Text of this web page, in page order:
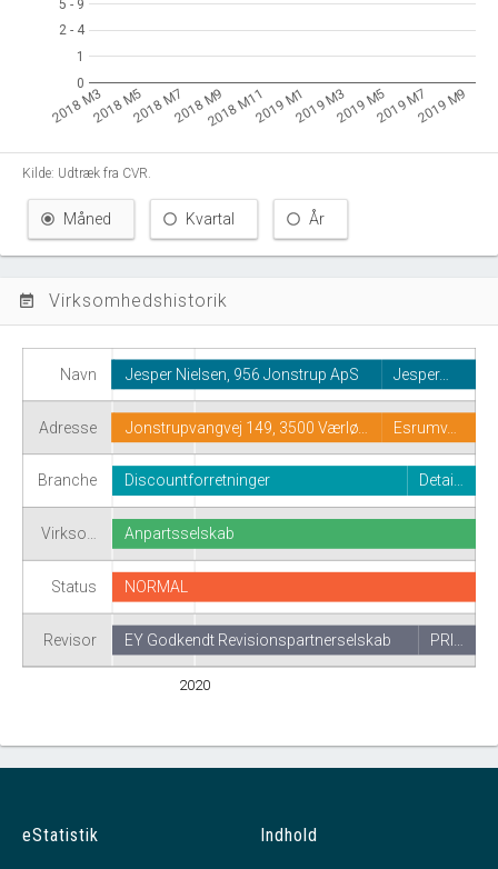
2018 M32018 M52018 M72018 M92018 M112019 M12019 M32019 M52019 M72019 M9
0
0
11
2 - 4
2 - 4
5 - 9
5 - 9
Kilde: Udtræk fra CVR.
Måned Kvartal År
event_note Virksomhedshistorik
Navn
Adresse
Branche
Virkso…
Status
Revisor
2020
Jesper Nielsen, 956 Jonstrup ApS Jesper…
Jonstrupvangvej 149, 3500 Værlø… Esrumv…
Discountforretninger Detai…
Anpartsselskab
NORMAL
EY Godkendt Revisionspartnerselskab PRI…
eStatistik Indhold